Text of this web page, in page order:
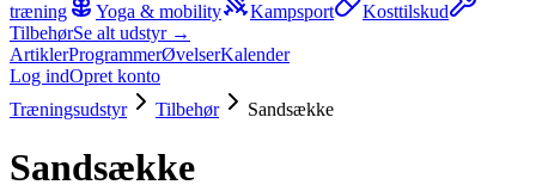
træning
Yoga & mobility Kampsport
Kosttilskud
TilbehørSe alt udstyr →
ArtiklerProgrammerØvelserKalender
Log indOpret konto
Træningsudstyr
Tilbehør Sandsække
Sandsække